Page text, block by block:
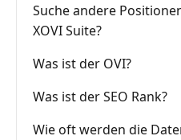
Suche andere
XOVI Suite?
Was ist der OVI?
Was ist der SEO Rank?
Wie oft werden die